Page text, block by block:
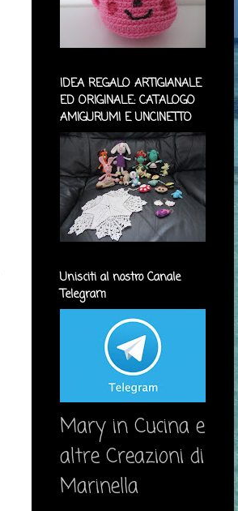
IDEA REGALO ARTIGIANALE
ED ORIGINALE: CATALOGO
AMIGURUMI E UNCINETTO
Unisciti al nostro Canale
Telegram
Mary in Cucina e
altre Creazioni di
Marinella